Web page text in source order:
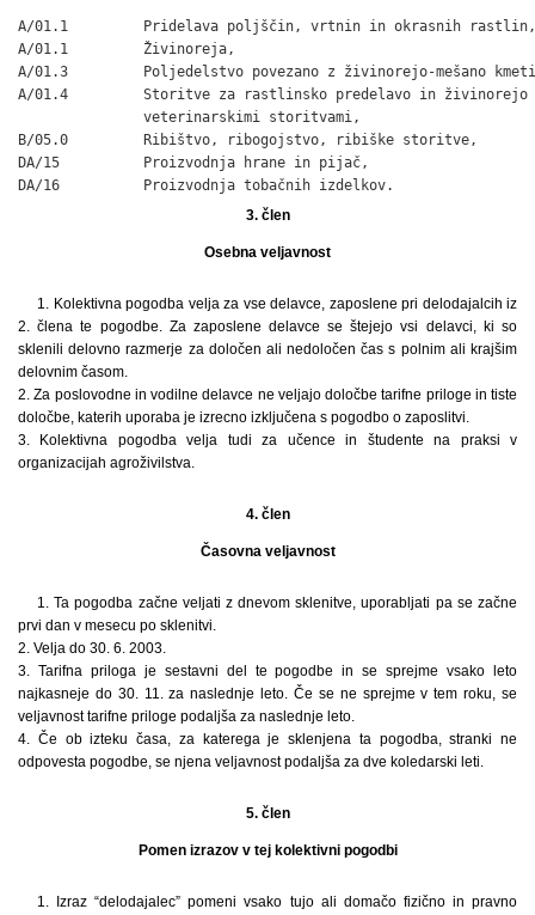
A/01.1         Pridelava poljščin, vrtnin in okrasnih rastlin,
A/01.1         Živinoreja,
A/01.3         Poljedelstvo povezano z živinorejo-mešano
A/01.4         Storitve za rastlinsko predelavo in živinorejo
               veterinarskimi storitvami,
B/05.0         Ribištvo, ribogojstvo, ribiške storitve,
DA/15          Proizvodnja hrane in pijač,
DA/16          Proizvodnja tobačnih izdelkov.
3. člen
Osebna veljavnost
1. Kolektivna pogodba velja za vse delavce, zaposlene pri delodajalcih iz
2. člena te pogodbe. Za zaposlene delavce se štejejo vsi delavci, ki so
sklenili delovno razmerje za določen ali nedoločen čas s polnim ali krajšim
delovnim časom.
2. Za poslovodne in vodilne delavce ne veljajo določbe tarifne priloge in tiste
določbe, katerih uporaba je izrecno izključena s pogodbo o zaposlitvi.
3. Kolektivna pogodba velja tudi za učence in študente na praksi v
organizacijah agroživilstva.
4. člen
Časovna veljavnost
1. Ta pogodba začne veljati z dnevom sklenitve, uporabljati pa se začne
prvi dan v mesecu po sklenitvi.
2. Velja do 30. 6. 2003.
3. Tarifna priloga je sestavni del te pogodbe in se sprejme vsako leto
najkasneje do 30. 11. za naslednje leto. Če se ne sprejme v tem roku, se
veljavnost tarifne priloge podaljša za naslednje leto.
4. Če ob izteku časa, za katerega je sklenjena ta pogodba, stranki ne
odpovesta pogodbe, se njena veljavnost podaljša za dve koledarski leti.
5. člen
Pomen izrazov v tej kolektivni pogodbi
1. Izraz “delodajalec” pomeni vsako tujo ali domačo fizično in pravno